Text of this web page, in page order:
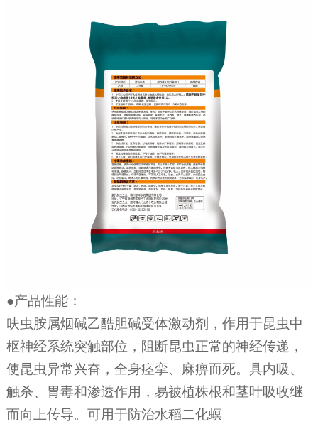
●产品性能：
呋虫胺属烟碱乙酷胆碱受体激动剂，作用于昆虫中
枢神经系统突触部位，阻断昆虫正常的神经传递，
使昆虫异常兴奋，全身痉挛、麻痹而死。具内吸、
触杀、胃毒和渗透作用，易被植株根和茎叶吸收继
而向上传导。可用于防治水稻二化螟。